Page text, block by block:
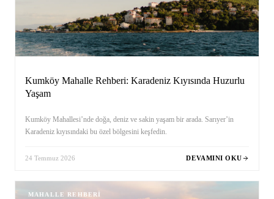
Kumköy Mahalle Rehberi: Karadeniz Kıyısında Huzurlu
Yaşam
Kumköy Mahallesi’nde doğa, deniz ve sakin yaşam bir arada. Sarıyer’in
Karadeniz kıyısındaki bu özel bölgesini keşfedin.
24 Temmuz 2026 DEVAMINI OKU
MAHALLE REHBERI